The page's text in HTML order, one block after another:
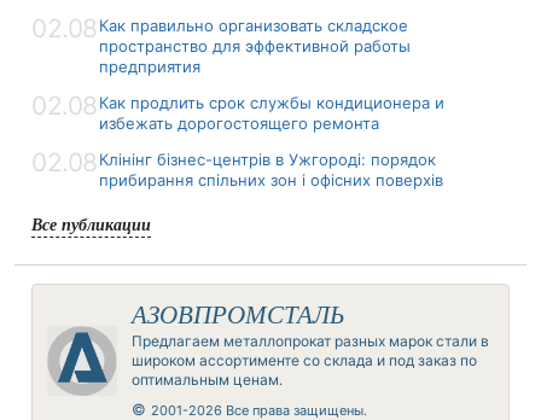
02.08 Как правильно организовать складское
пространство для эффективной работы
предприятия
02.08 Как продлить срок службы кондиционера и
избежать дорогостоящего ремонта
02.08 Клінінг бізнес-центрів в Ужгороді: порядок
прибирання спільних зон і офісних поверхів
Все публикации
АЗОВПРОМСТАЛЬ
Предлагаем металлопрокат разных марок стали в
широком ассортименте со склада и под заказ по
оптимальным ценам.
© 2001-2026 Все права защищены.